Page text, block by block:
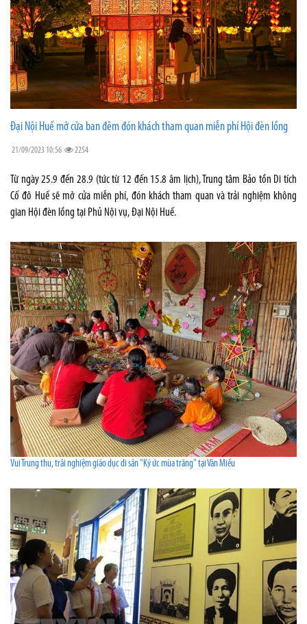
Đại Nội Huế mở cửa ban đêm đón khách tham quan miễn phí Hội đèn lồng
21/09/2023 10:56 2254
Từ ngày 25.9 đến 28.9 (tức từ 12 đến 15.8 âm lịch), Trung tâm Bảo tồn Di tích
Cố đô Huế sẽ mở cửa miễn phí, đón khách tham quan và trải nghiệm không
gian Hội đèn lồng tại Phủ Nội vụ, Đại Nội Huế.
Vui Trung thu, trải nghiệm giáo dục di sản "Ký ức mùa trăng" tại Văn Miếu